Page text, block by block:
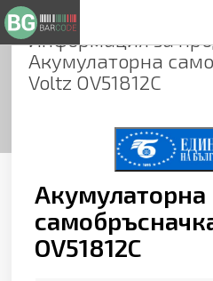
Информация за
Акумулаторна
Voltz OV51812C
Акумулаторна
OV51812C
Общи
Декларация за
Заснемане